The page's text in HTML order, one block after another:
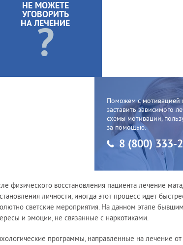
НЕ МОЖЕТЕ
УГОВОРИТЬ
НА ЛЕЧЕНИЕ
?
Поможем с мотивацией
заставить зависимого
схемы мотивации,
за помощью.
8 (800) 333-
физического восстановления пациента лечение
личности, иногда этот процесс идёт
светские мероприятия. На данном этапе
и эмоции, не связанные с наркотиками.
программы, направленные на лечение